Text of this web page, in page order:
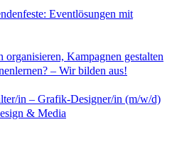
Eventlösungen mit
Kampagnen gestalten
– Wir bilden aus!
in – Grafik-Designer/in (m/w/d)
& Media